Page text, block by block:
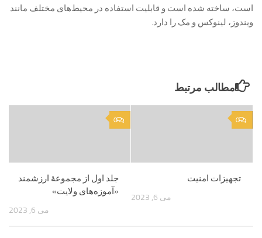
است، ساخته شده است و قابلیت استفاده در محیط‌های مختلف مانند
ویندوز، لینوکس و مک را دارد.
مطالب مرتبط
0
جلد اول از مجموعۀ ارزشمند
«آموزه‌های ولایت»
می 6, 2023
0
تجهیزات امنیت
می 6, 2023